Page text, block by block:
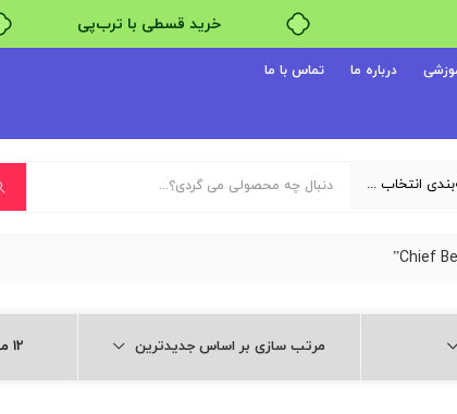
خرید قسطی با ترب‌پی
درباره ما تماس با ما
یک دسته‌بندی انتخاب کنید
مرتب سازی بر اساس جدیدترین 12 محصولات در هر صفحه